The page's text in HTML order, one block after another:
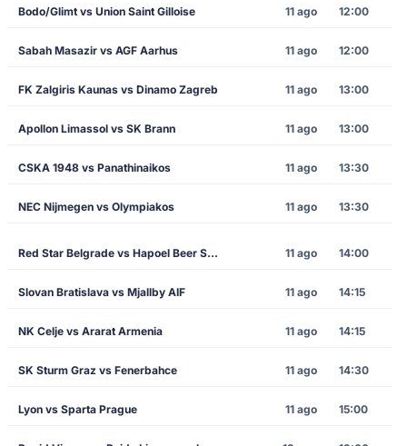
Bodo/Glimt vs Union Saint Gilloise 11 ago 12:00
Sabah Masazir vs AGF Aarhus 11 ago 12:00
FK Zalgiris Kaunas vs Dinamo Zagreb 11 ago 13:00
Apollon Limassol vs SK Brann 11 ago 13:00
CSKA 1948 vs Panathinaikos 11 ago 13:30
NEC Nijmegen vs Olympiakos 11 ago 13:30
Red Star Belgrade vs Hapoel Beer Sheva 11 ago 14:00
Slovan Bratislava vs Mjallby AIF 11 ago 14:15
NK Celje vs Ararat Armenia 11 ago 14:15
SK Sturm Graz vs Fenerbahce 11 ago 14:30
Lyon vs Sparta Prague 11 ago 15:00